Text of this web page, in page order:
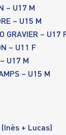
– U17 M
– U15 M
GRAVIER– U17
– U11 F
– U17 M
– U15 M
(Inès + Lucas)